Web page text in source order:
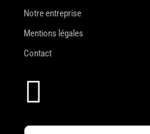
Notre entreprise
Mentions légales
Contact
